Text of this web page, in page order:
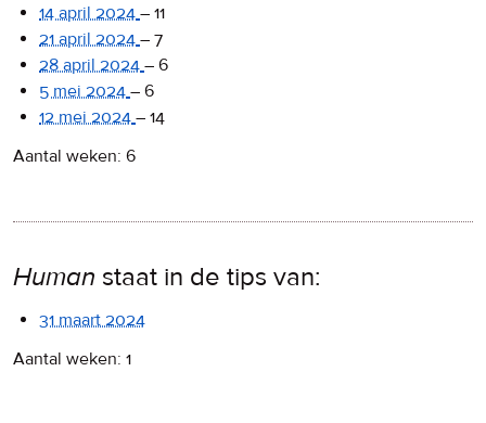
14 april 2024 – 11
21 april 2024 – 7
28 april 2024 – 6
5 mei 2024 – 6
12 mei 2024 – 14
Aantal weken: 6
Human staat in de tips van:
31 maart 2024
Aantal weken: 1